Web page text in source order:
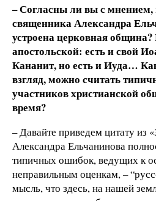
– Согласны ли вы с
священника Александра
устроена церковная
апостольской: есть и свой
Кананит, но есть и Иуда…
взгляд, можно считать
участников христианской
время?
– Давайте приведем цитату из
Александра Ельчанинова
типичных ошибок, ведущих к
неправильным оценкам, –
мысль, что здесь, на нашей